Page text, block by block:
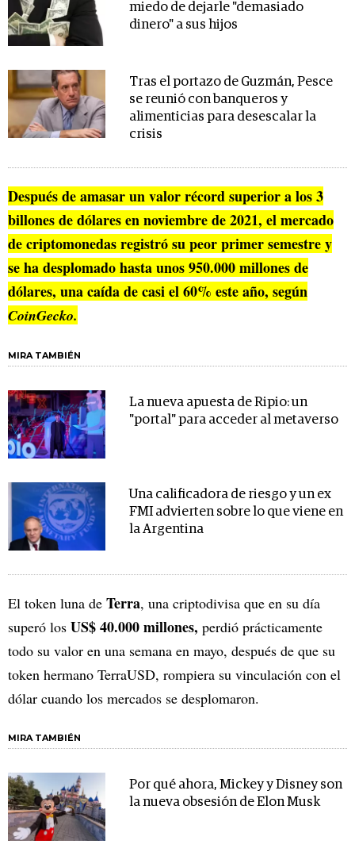
miedo de dejarle "demasiado
dinero" a sus hijos
Tras el portazo de Guzmán, Pesce
se reunió con banqueros y
alimenticias para desescalar la
crisis
Después de amasar un valor récord superior a los 3
billones de dólares en noviembre de 2021, el mercado
de criptomonedas registró su peor primer semestre y
se ha desplomado hasta unos 950.000 millones de
dólares, una caída de casi el 60% este año, según
CoinGecko.
MIRA TAMBIÉN
La nueva apuesta de Ripio: un
"portal" para acceder al metaverso
Una calificadora de riesgo y un ex
FMI advierten sobre lo que viene en
la Argentina
El token luna de Terra, una criptodivisa que en su día
superó los US$ 40.000 millones, perdió prácticamente
todo su valor en una semana en mayo, después de que su
token hermano TerraUSD, rompiera su vinculación con el
dólar cuando los mercados se desplomaron.
MIRA TAMBIÉN
Por qué ahora, Mickey y Disney son
la nueva obsesión de Elon Musk